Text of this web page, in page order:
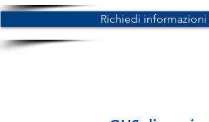
Richiedi informazioni